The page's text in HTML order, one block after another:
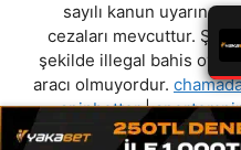
sayılı kanun uyarınca
cezaları mevcuttur. Şu
şekilde illegal bahis
aracı olmuyordur.
spinbetter|